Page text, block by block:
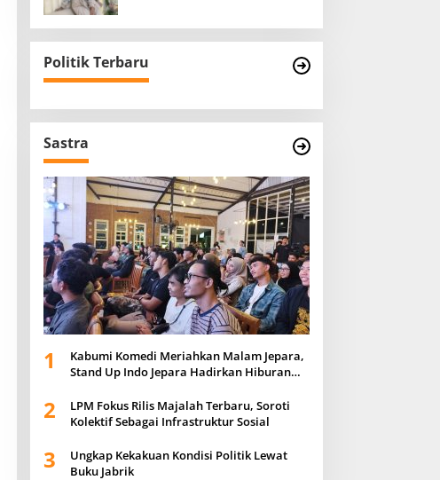
Politik Terbaru
Sastra
1
Kabumi Komedi Meriahkan Malam Jepara,
Stand Up Indo Jepara Hadirkan Hiburan
2
LPM Fokus Rilis Majalah Terbaru, Soroti
Kolektif Sebagai Infrastruktur Sosial
3
Ungkap Kekakuan Kondisi Politik Lewat
Buku Jabrik